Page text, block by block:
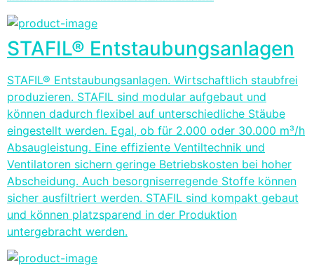
STAFIL® Entstaubungsanlagen
STAFIL® Entstaubungsanlagen. Wirtschaftlich staubfrei
produzieren. STAFIL sind modular aufgebaut und
können dadurch flexibel auf unterschiedliche Stäube
eingestellt werden. Egal, ob für 2.000 oder 30.000 m³/h
Absaugleistung. Eine effiziente Ventiltechnik und
Ventilatoren sichern geringe Betriebskosten bei hoher
Abscheidung. Auch besorgniserregende Stoffe können
sicher ausfiltriert werden. STAFIL sind kompakt gebaut
und können platzsparend in der Produktion
untergebracht werden.